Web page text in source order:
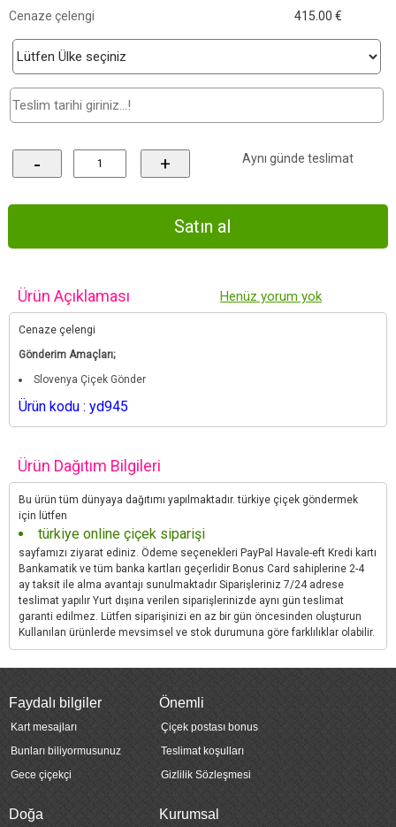
Cenaze çelengi 415.00 €
- + Aynı günde teslimat
Ürün Açıklaması Henüz yorum yok
Cenaze çelengi
Gönderim Amaçları;
Slovenya Çiçek Gönder
Ürün kodu : yd945
Ürün Dağıtım Bilgileri
Bu ürün tüm dünyaya dağıtımı yapılmaktadır. türkiye çiçek göndermek
için lütfen
türkiye online çiçek siparişi
sayfamızı ziyarat ediniz. Ödeme seçenekleri PayPal Havale-eft Kredi kartı
Bankamatik ve tüm banka kartları geçerlidir Bonus Card sahiplerine 2-4
ay taksit ile alma avantajı sunulmaktadır Siparişleriniz 7/24 adrese
teslimat yapılır Yurt dışına verilen siparişlerinizde aynı gün teslimat
garanti edilmez. Lütfen siparişinizi en az bir gün öncesinden oluşturun
Kullanılan ürünlerde mevsimsel ve stok durumuna göre farklılıklar olabilir.
Faydalı bilgiler
Kart mesajları
Bunları biliyormusunuz
Gece çiçekçi
Önemli
Çiçek postası bonus
Teslimat koşulları
Gizlilik Sözleşmesi
Doğa Kurumsal